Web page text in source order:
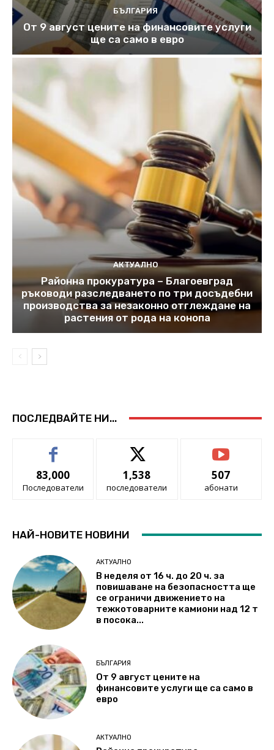
БЪЛГАРИЯ
От 9 август цените на финансовите услуги
ще са само в евро
АКТУАЛНО
Районна прокуратура – Благоевград
ръководи разследването по три досъдебни
производства за незаконно отглеждане на
растения от рода на конопа
ПОСЛЕДВАЙТЕ НИ...
83,000
Последователи
1,538
последователи
507
абонати
НАЙ-НОВИТЕ НОВИНИ
АКТУАЛНО
В неделя от 16 ч. до 20 ч. за
повишаване на безопасността ще
се ограничи движението на
тежкотоварните камиони над 12 т
в посока...
БЪЛГАРИЯ
От 9 август цените на
финансовите услуги ще са само в
евро
АКТУАЛНО